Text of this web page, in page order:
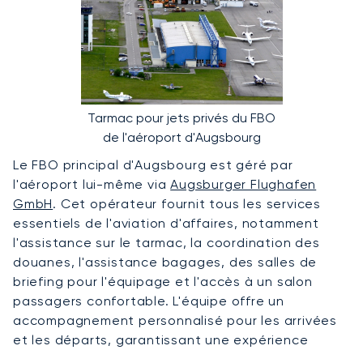
Tarmac pour jets privés du FBO
de l'aéroport d'Augsbourg
Le FBO principal d'Augsbourg est géré par
l'aéroport lui-même viaAugsburger Flughafen
GmbH. Cet opérateur fournit tous les services
essentiels de l'aviation d'affaires, notamment
l'assistance sur le tarmac, la coordination des
douanes, l'assistance bagages, des salles de
briefing pour l'équipage et l'accès à un salon
passagers confortable. L'équipe offre un
accompagnement personnalisé pour les arrivées
et les départs, garantissant une expérience